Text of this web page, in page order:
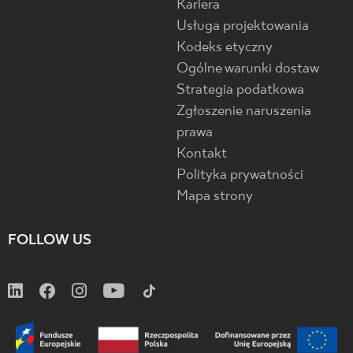
Kariera
Usługa projektowania
Kodeks etyczny
Ogólne warunki dostaw
Strategia podatkowa
Zgłoszenie naruszenia
prawa
Kontakt
Polityka prywatności
Mapa strony
FOLLOW US